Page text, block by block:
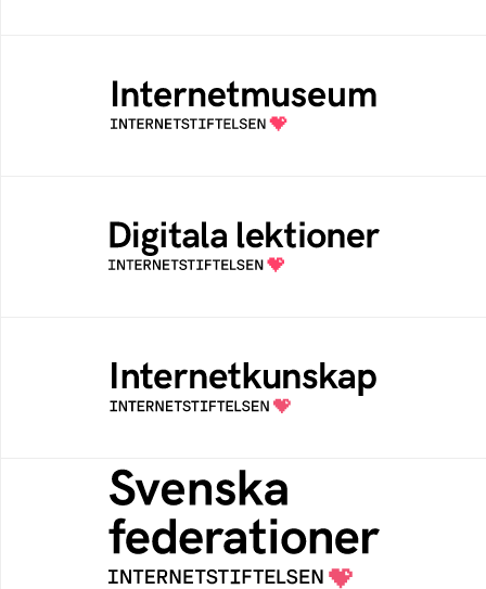
Ett digitalt museum som byggts, och kureras
av Internetstiftelsen
Öppen digital lärresurs med färdiga lektioner
för alla stadier i grundskolan
Samlad kunskap som hjälper dig att bli en
säker och medveten internetanvändare
Svenska federationer
Grunden för medlemskap i en sektors- eller
kontextspecifik federation